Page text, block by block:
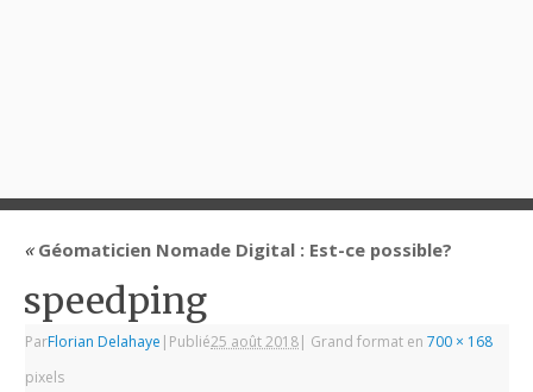
«Géomaticien Nomade Digital : Est-ce possible?
speedping
ParFlorian Delahaye | Publié25 août 2018| Grand format en700 × 168
pixels